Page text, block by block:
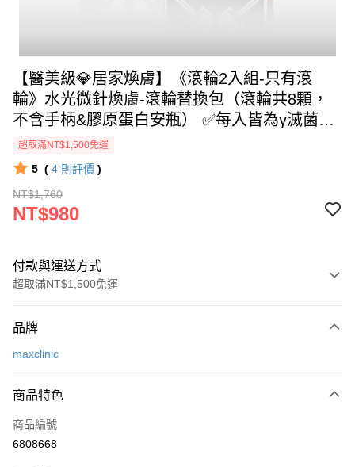
【醫美級💎居家煥膚】《滾輪2入組-只有滾
輪》水光微針煥膚-滾輪替換包（滾輪共8顆，
不含手柄&膠原蛋白安瓶） ✅每入皆為γ滅菌獨
立包裝 @【BeautyWa美麗娃】
超取滿NT$1,500免運
5 ( 4 則評價 )
NT$1,760
NT$980
付款與運送方式
超取滿NT$1,500免運
信用卡一次付款
3 期 0 利率 每期
合作金庫商業銀行
上海商業儲蓄銀行
合作金庫商業銀行
超商取貨付款
品牌
maxclinic
商品特色
商品編號
6808668